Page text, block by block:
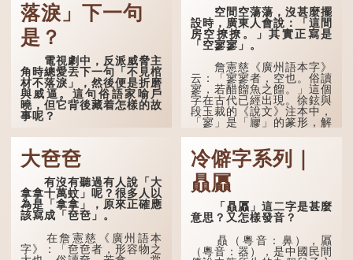
落淚」下一句
是？
電視劇中，反派威脅主
角時總愛丟下一句「不見棺
材不落淚」，然後便是折磨
與威逼。這句俗語家喻戶
曉，但它背後藏着怎樣的故
事呢？
「不見棺材不落淚」的
原句，有說法是「不見棺材
不下淚」或「不見親棺不下
淚」，出自明朝蘭陵笑笑生
所著的《金瓶梅詞話》第九
十八回。原意是指人未親眼
見到親人棺木，便不會真正
感到悲傷；後來引申為比喻
敗，便不肯罷休。
空間空蕩蕩，沒甚麼擺
設時，廣東人會說：「這間
房空撩撩。」其實正寫是
「空寥寥」。
詹憲慈《廣州語本字》
云：「寥寥者，空也。俗讀
寥，若醋餾魚之餾。」這個
字在古代已經出現。徐鉉與
段玉裁的《說文》注本中，
「寥」是「廫」的篆形，解
·安期先生》載琊阜老人故
事，以「寥寥安期，虛質高
清」形容空虛無所事事。
大夿夿
有沒有聽過有人說「大
拿拿十萬蚊」呢？很多人以
為是「拿拿」，原來正確應
該寫成「夿夿」。
在詹憲慈《廣州語本
字》：「夿夿者，形容物之
冷僻字系列｜
贔屭
「贔屭」這二字是甚麼
意思？又怎樣發音？
贔（粵音：鼻），屭
（粵音：器），是中國民間